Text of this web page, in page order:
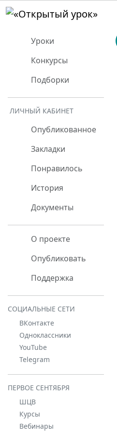
Уроки
Конкурсы
Подборки
ЛИЧНЫЙ КАБИНЕТ
Опубликованное
Закладки
Понравилось
История
Документы
О проекте
Опубликовать
Поддержка
СОЦИАЛЬНЫЕ СЕТИ
ВКонтакте
Одноклассники
YouTube
Telegram
ПЕРВОЕ СЕНТЯБРЯ
ШЦВ
Курсы
Вебинары